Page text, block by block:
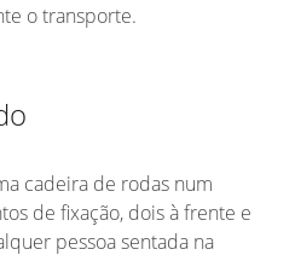
o transporte.
cadeira de rodas num
de fixação, dois à frente e
pessoa sentada na